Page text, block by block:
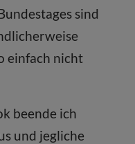
sind
einfach nicht
beende ich
und jegliche